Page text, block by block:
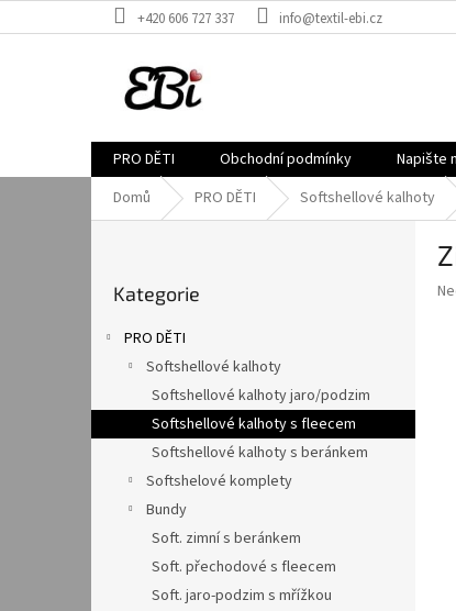
na
+420 606 727 337 info@textil-ebi.cz
PRO DĚTI Obchodní podmínky Napište
Domů
PRO DĚTI Softshellové kalhoty
kategorie
Kategorie
PRO DĚTI
Softshellové kalhoty
Softshellové kalhoty jaro/podzim
Softshellové kalhoty s fleecem
Softshellové kalhoty s beránkem
Softshelové komplety
Bundy
Soft. zimní s beránkem
Soft. přechodové s fleecem
Soft. jaro-podzim s mřížkou